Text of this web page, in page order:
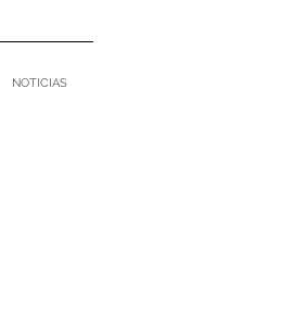
NOTICIAS